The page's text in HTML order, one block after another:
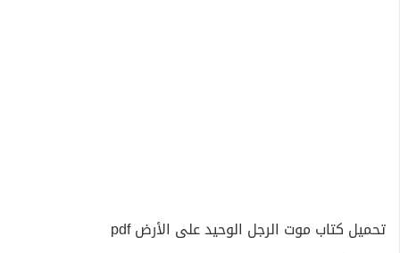
تحميل كتاب موت الرجل الوحيد على الأرض pdf